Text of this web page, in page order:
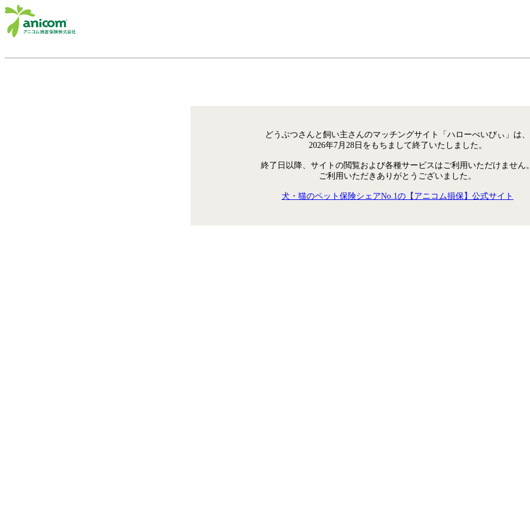
どうぶつさんと飼い主さんのマッチングサイト「ハローべいびぃ」は、
2026年7月28日をもちまして終了いたしました。
終了日以降、サイトの閲覧および各種サービスはご利用いただけません
ご利用いただきありがとうございました。
犬・猫のペット保険シェアNo.1の【アニコム損保】公式サイト